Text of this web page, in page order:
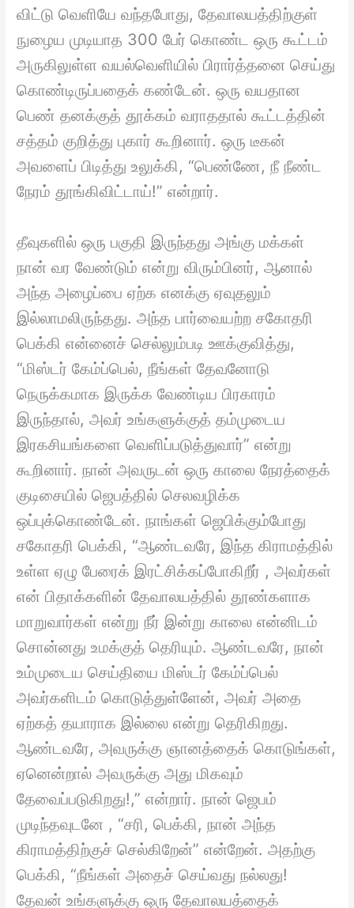
விட்டு வெளியே வந்தபோது, தேவாலயத்திற்குள்
நுழைய முடியாத 300 பேர் கொண்ட ஒரு கூட்டம்
அருகிலுள்ள வயல்வெளியில் பிரார்த்தனை செய்து
கொண்டிருப்பதைக் கண்டேன். ஒரு வயதான
பெண் தனக்குத் தூக்கம் வராததால் கூட்டத்தின்
சத்தம் குறித்து புகார் கூறினார். ஒரு டீகன்
அவளைப் பிடித்து உலுக்கி, “பெண்ணே, நீ நீண்ட
நேரம் தூங்கிவிட்டாய்!” என்றார்.
தீவுகளில் ஒரு பகுதி இருந்தது அங்கு மக்கள்
நான் வர வேண்டும் என்று விரும்பினர், ஆனால்
அந்த அழைப்பை ஏற்க எனக்கு ஏவுதலும்
இல்லாமலிருந்தது. அந்த பார்வையற்ற சகோதரி
பெக்கி என்னைச் செல்லும்படி ஊக்குவித்து,
“மிஸ்டர் கேம்ப்பெல், நீங்கள் தேவனோடு
நெருக்கமாக இருக்க வேண்டிய பிரகாரம்
இருந்தால், அவர் உங்களுக்குத் தம்முடைய
இரகசியங்களை வெளிப்படுத்துவார்” என்று
கூறினார். நான் அவருடன் ஒரு காலை நேரத்தைக்
குடிசையில் ஜெபத்தில் செலவழிக்க
ஒப்புக்கொண்டேன். நாங்கள் ஜெபிக்கும்போது
சகோதரி பெக்கி, “ஆண்டவரே, இந்த கிராமத்தில்
உள்ள ஏழு பேரைக் இரட்சிக்கப்போகிறீர் , அவர்கள்
என் பிதாக்களின் தேவாலயத்தில் தூண்களாக
மாறுவார்கள் என்று நீர் இன்று காலை என்னிடம்
சொன்னது உமக்குத் தெரியும். ஆண்டவரே, நான்
உம்முடைய செய்தியை மிஸ்டர் கேம்ப்பெல்
அவர்களிடம் கொடுத்துள்ளேன், அவர் அதை
ஏற்கத் தயாராக இல்லை என்று தெரிகிறது.
ஆண்டவரே, அவருக்கு ஞானத்தைக் கொடுங்கள்,
ஏனென்றால் அவருக்கு அது மிகவும்
தேவைப்படுகிறது!,” என்றார். நான் ஜெபம்
முடிந்தவுடனே , “சரி, பெக்கி, நான் அந்த
கிராமத்திற்குச் செல்கிறேன்” என்றேன். அதற்கு
பெக்கி, “நீங்கள் அதைச் செய்வது நல்லது!
தேவன் உங்களுக்கு ஒரு தேவாலயத்தைக்